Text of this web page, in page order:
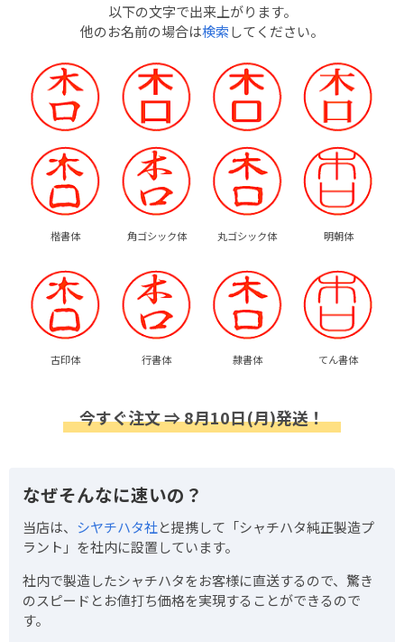
以下の文字で出来上がります。
他のお名前の場合は検索してください。
楷書体 角ゴシック体 丸ゴシック体 明朝体
古印体 行書体 隷書体 てん書体
今すぐ注文 ⇒ 8月10日(月)発送！
なぜそんなに速いの？
当店は、 シヤチハタ社と提携して「シャチハタ純正製造プ
ラント」を社内に設置しています。
社内で製造したシャチハタをお客様に直送するので、驚き
のスピードとお値打ち価格を実現することができるので
す。